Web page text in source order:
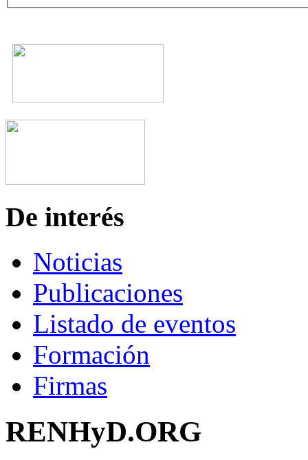
De interés
Noticias
Publicaciones
Listado de eventos
Formación
Firmas
RENHyD.ORG